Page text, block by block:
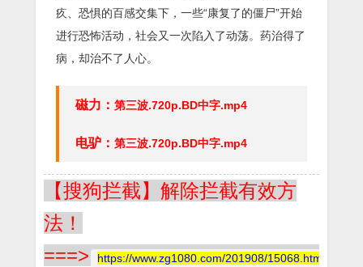
疚、恐惧的百感交集下，一些“康复了的僵尸”开始
进行恐怖活动，社会又一次陷入了动荡。药治得了
病，却治不了人心。
磁力： 第三波.720p.BD中字.mp4
电驴： 第三波.720p.BD中字.mp4
【搜狗拦截】解除拦截有效方
法！
===>
https://www.zg1080.com/201908/15068.html